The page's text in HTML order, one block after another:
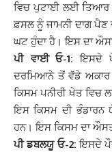
ਵਿਚ ਪੁਟਾਈ ਲਈ ਤਿਆਰ
ਫ਼ਸਲ ਨੂੰ ਜਾਮਨੀ ਦਾਗ ਪੈਣ
ਘਟ ਹੁੰਦਾ ਹੈ। ਇਸ ਦਾ
ਪੀ ਵਾਈ ਓ-1: ਇਸਦੇ
ਦਰਮਿਆਨੇ ਤੋਂ ਵੱਡੇ ਅਕਾਰ
ਕਿਸਮ ਪਨੀਰੀ ਖੇਤ ਵਿਚ
ਇਸ ਕਿਸਮ ਦੀ ਭੰਡਾਰਨ
ਹਨ। ਇਸ ਕਿਸਮ ਦਾ
ਪੀ ਡਬਲਯੂ ਓ-2: ਇਸਦੇ